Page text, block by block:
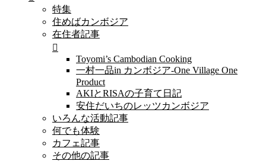
特集
住めばカンボジア
在住者記事
Toyomi’s Cambodian Cooking
一村一品in カンボジア-One Village One
Product
AKIとRISAの子育て日記
安住だいちのレッツカンボジア
いろんな活動記事
何でも体験
カフェ記事
その他の記事